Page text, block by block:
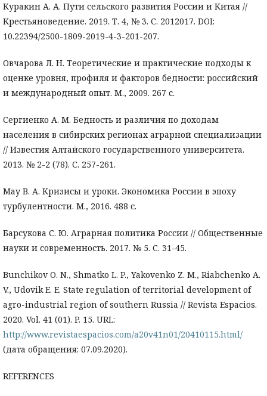
Куракин А. А. Пути сельского развития России и Китая //
Крестьяноведение. 2019. Т. 4, № 3. С. 2012017. DOI:
10.22394/2500-1809-2019-4-3-201-207.
Овчарова Л. Н. Теоретические и практические подходы к
оценке уровня, профиля и факторов бедности: российский
и международный опыт. М., 2009. 267 с.
Сергиенко А. М. Бедность и различия по доходам
населения в сибирских регионах аграрной специализации
// Известия Алтайского государственного университета.
2013. № 2-2 (78). С. 257-261.
Мау В. А. Кризисы и уроки. Экономика России в эпоху
турбулентности. М., 2016. 488 с.
Барсукова С. Ю. Аграрная политика России // Общественные
науки и современность. 2017. № 5. С. 31-45.
Bunchikov O. N., Shmatko L. P., Yakovenko Z. M., Riabchenko A.
V., Udovik E. E. State regulation of territorial development of
agro-industrial region of southern Russia // Revista Espacios.
2020. Vol. 41 (01). P. 15. URL:
http://www.revistaespacios.com/a20v41n01/20410115.html/
(дата обращения: 07.09.2020).
REFERENCES